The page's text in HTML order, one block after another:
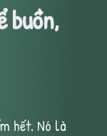
buồn,
hết. Nó là